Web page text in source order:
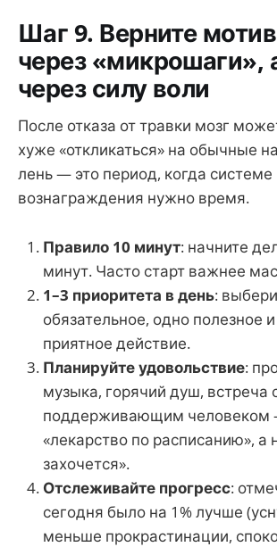
Шаг 9. Верните
через «микрошаги»,
через силу воли
После отказа от травки мозг
хуже «откликаться» на обычные
лень — это период, когда системе
вознаграждения нужно время.
Правило 10 минут: начните
минут. Часто старт важнее
1–3 приоритета в день:
обязательное, одно полезное
приятное действие.
Планируйте удовольствие:
музыка, горячий душ, встреча
поддерживающим человеком
«лекарство по расписанию», а
захочется».
Отслеживайте прогресс:
сегодня было на 1% лучше
меньше прокрастинации,